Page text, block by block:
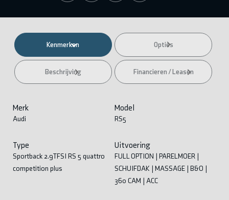
Kenmerken Opties
Beschrijving Financieren / Leasen
Merk
Audi
Model
RS5
Type
Sportback 2.9TFSI RS 5 quattro
competition plus
Uitvoering
FULL OPTION | PARELMOER |
SCHUIFDAK | MASSAGE | B&O |
360 CAM | ACC